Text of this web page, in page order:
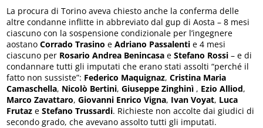
La procura di Torino aveva chiesto anche la conferma delle
altre condanne inflitte in abbreviato dal gup di Aosta – 8 mesi
ciascuno con la sospensione condizionale per l’ingegnere
aostanoCorrado Trasino eAdriano Passalenti e 4 mesi
ciascuno per Rosario Andrea Benincasa eStefano Rossi – e di
condannare tutti gli imputati che erano stati assolti “perché il
fatto non sussiste”: Federico Maquignaz,Cristina Maria
Camaschella, Nicolò Bertini,Giuseppe Zinghinì , Ezio Alliod,
Marco Zavattaro,Giovanni Enrico Vigna, Ivan Voyat, Luca
Frutaz eStefano Trussardi. Richieste non accolte dai giudici di
secondo grado, che avevano assolto tutti gli imputati.